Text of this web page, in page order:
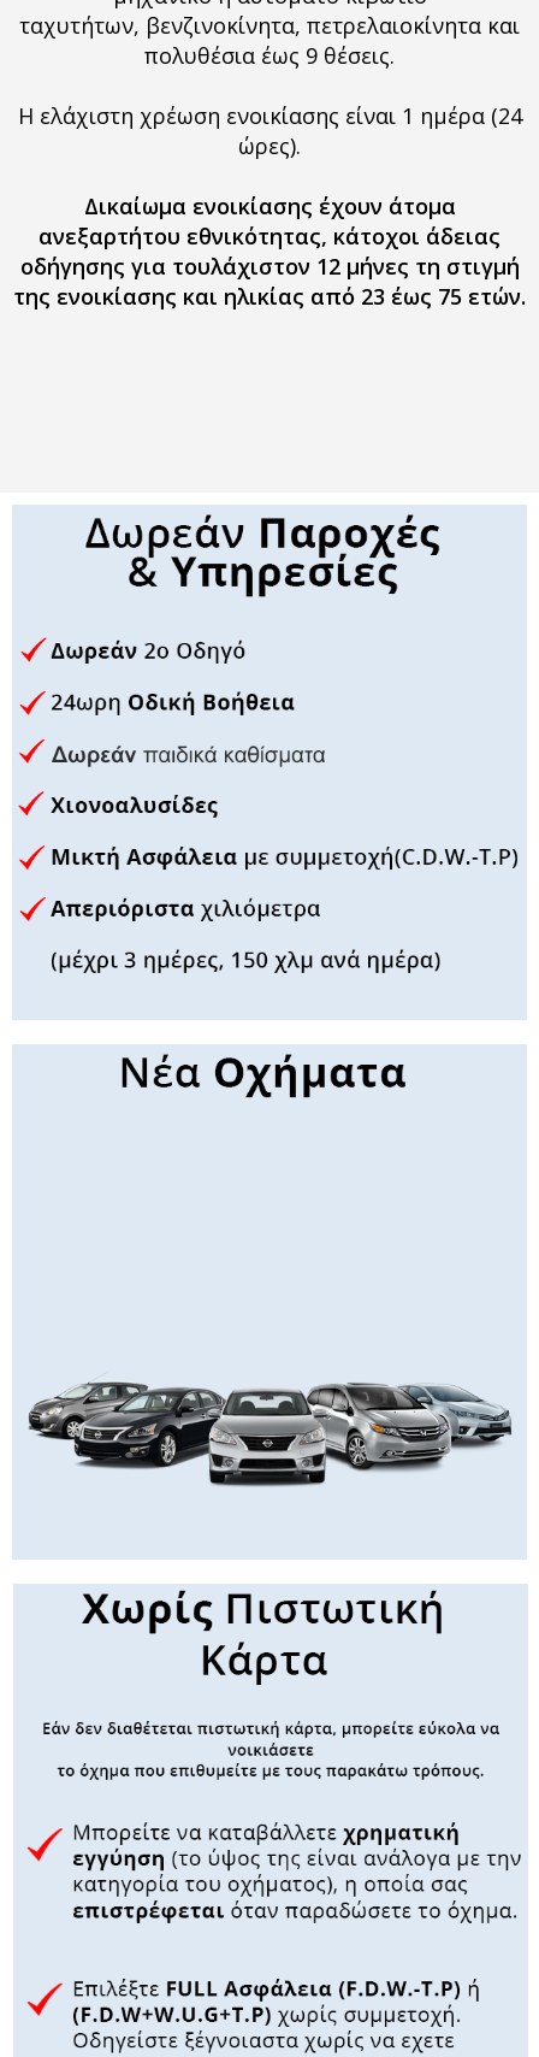
ταχυτήτων, βενζινοκίνητα, πετρελαιοκίνητα και
πολυθέσια έως 9 θέσεις.
Η ελάχιστη χρέωση ενοικίασης είναι 1 ημέρα (24
ώρες).
Δικαίωμα ενοικίασης έχουν άτομα
ανεξαρτήτου εθνικότητας, κάτοχοι άδειας
οδήγησης για τουλάχιστον 12 μήνες τη στιγμή
της ενοικίασης και ηλικίας από 23 έως 75 ετών.